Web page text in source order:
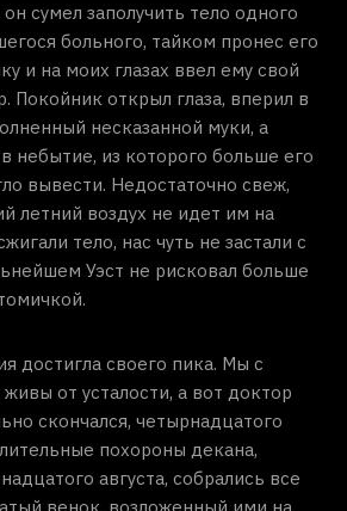
сумел заполучить тело одного
больного, тайком пронес его
и на моих глазах ввел ему свой
Покойник открыл глаза, вперил в
несказанной муки, а
небытие, из которого больше его
вывести. Недостаточно свеж,
летний воздух не идет им на
тело, нас чуть не застали с
Уэст не рисковал больше
достигла своего пика. Мы с
от усталости, а вот доктор
скончался, четырнадцатого
похороны декана,
августа, собрались все